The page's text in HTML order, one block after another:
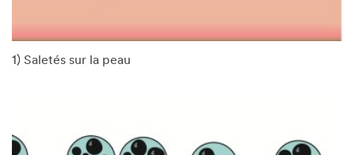
1) Saletés sur la peau